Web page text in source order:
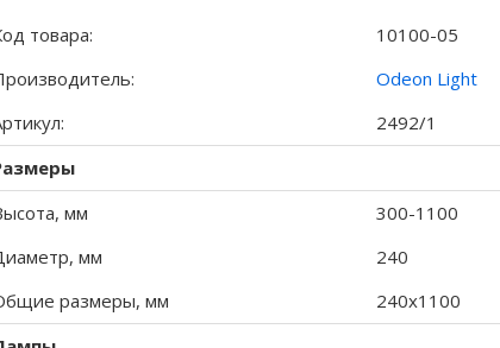
товара:
10100-05
Odeon Light
2492/1
мм
300-1100
мм
240
размеры, мм
240x1100